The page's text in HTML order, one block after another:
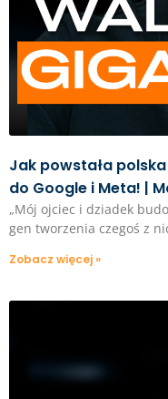
Jak powstała
do Google i Meta! |
„Mój ojciec i dziadek
gen tworzenia czegoś z
Zobacz więcej »